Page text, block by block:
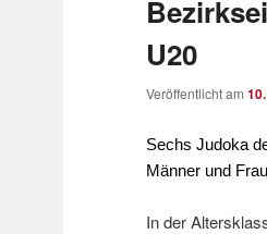
U20
Veröffentlicht am
Sechs Judoka
Männer und
In der